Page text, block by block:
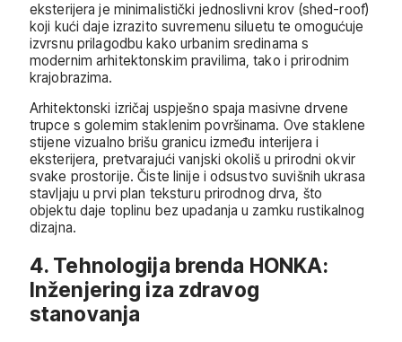
eksterijera je minimalistički jednoslivni krov (shed-roof)
koji kući daje izrazito suvremenu siluetu te omogućuje
izvrsnu prilagodbu kako urbanim sredinama s
modernim arhitektonskim pravilima, tako i prirodnim
krajobrazima.
Arhitektonski izričaj uspješno spaja masivne drvene
trupce s golemim staklenim površinama. Ove staklene
stijene vizualno brišu granicu između interijera i
eksterijera, pretvarajući vanjski okoliš u prirodni okvir
svake prostorije. Čiste linije i odsustvo suvišnih ukrasa
stavljaju u prvi plan teksturu prirodnog drva, što
objektu daje toplinu bez upadanja u zamku rustikalnog
dizajna.
4. Tehnologija brenda HONKA:
Inženjering iza zdravog
stanovanja